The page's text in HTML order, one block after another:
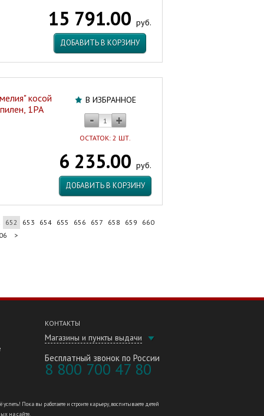
15 791.00 руб.
ДОБАВИТЬ В КОРЗИНУ
В ИЗБРАННОЕ
ОСТАТОК: 2 ШТ.
6 235.00 руб.
ДОБАВИТЬ В КОРЗИНУ
косой
1РА
652 653 654 655 656 657 658 659
660
>
КОНТАКТЫ
Магазины и пункты выдачи
Бесплатный звонок по России
8 800 700 47 80
Пока вы работаете и строите карьеру, воспитываете детей
на сайте.